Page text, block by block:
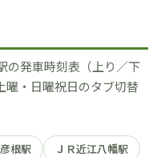
の発車時刻表（上り／下
曜・日曜祝日のタブ切替
根駅
ＪＲ近江八幡駅